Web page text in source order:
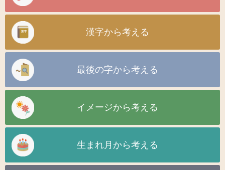
漢字から考える
最後の字から考える
イメージから考える
生まれ月から考える